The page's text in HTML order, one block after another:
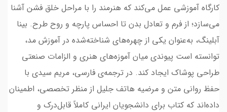
کارگاه آموزشی عمل می‌کند که هنرمند را با مراحل خلق فشن آشنا
می‌سازد؛ از فرم و تعادل بدن تا احساس پارچه و روح طرح. بینا
آبلینگ، به‌عنوان یکی از چهره‌های شناخته‌شده در آموزش مد،
توانسته است پیوندی میان آموزه‌های هنری و الزامات صنعتی
طراحی پوشاک ایجاد کند. در ترجمه‌ی فارسی، مریم سیدی با
حفظ روانی متن و مرضیه هاتف جلیل از منظر تخصصی، اطمینان
داده‌اند که کتاب برای دانشجویان ایرانی کاملاً قابل‌درک و